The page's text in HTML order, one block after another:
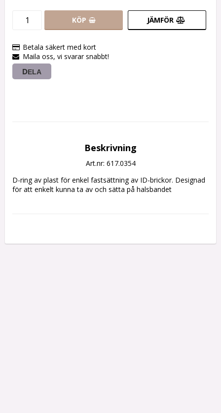
KÖP JÄMFÖR
Betala säkert med kort
Maila oss, vi svarar snabbt!
DELA
Beskrivning
Art.nr: 617.0354
D-ring av plast för enkel fastsättning av ID-brickor. Designad
för att enkelt kunna ta av och sätta på halsbandet